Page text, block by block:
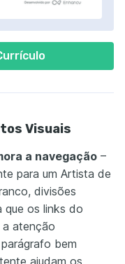
Visuais
a navegação –
para um Artista de
divisões
que os links do
atenção
bem